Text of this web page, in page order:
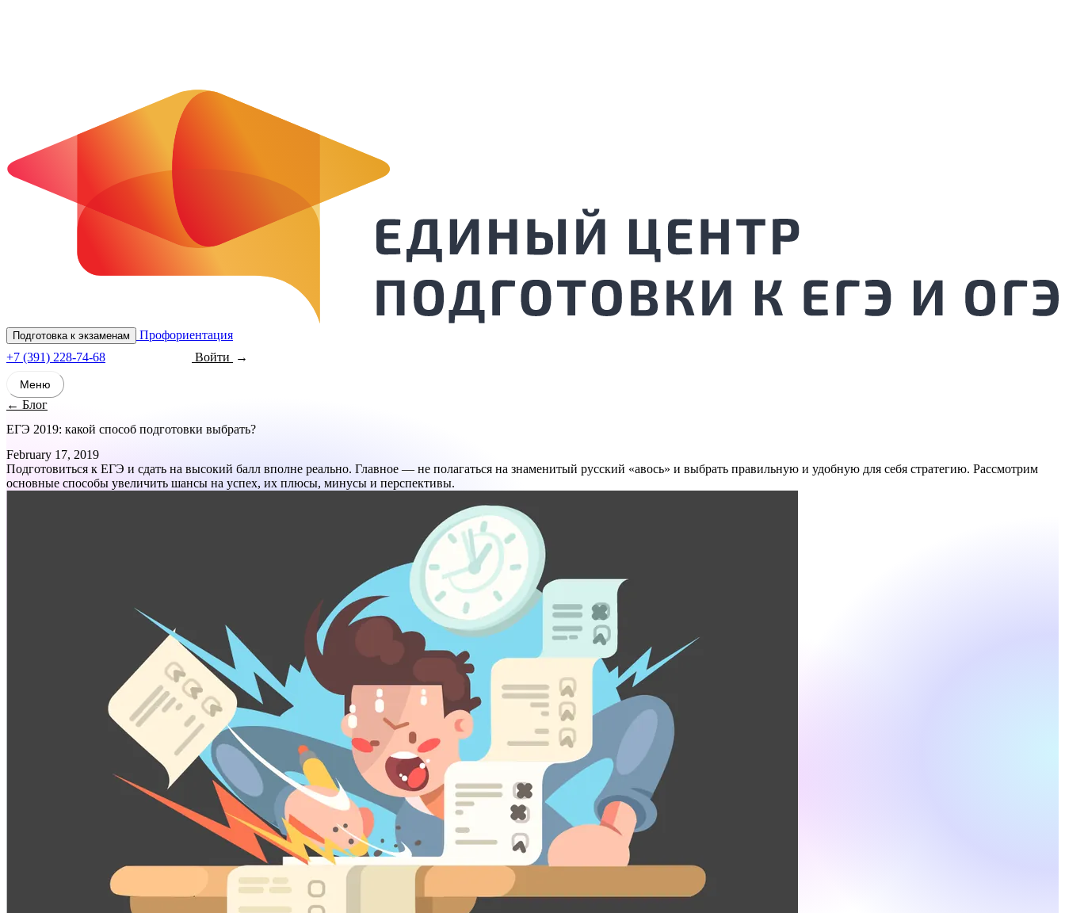
Подготовка к экзаменам
Профориентация
+7 (391) 228-74-68
Войти
Меню
← Блог
ЕГЭ 2019: какой способ подготовки выбрать?
February 17, 2019
Подготовиться к ЕГЭ и сдать на высокий балл вполне реально. Главное — не полагаться на знаменитый русский «авось» и выбрать правильную и удобную для себя стратегию. Рассмотрим
основные способы увеличить шансы на успех, их плюсы, минусы и перспективы.